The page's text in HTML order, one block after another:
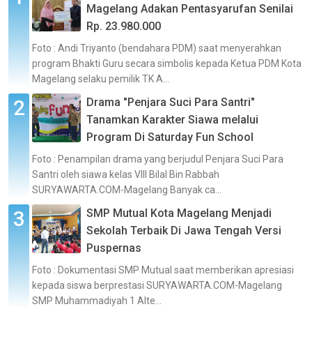
Magelang Adakan Pentasyarufan Senilai
Rp. 23.980.000
Foto : Andi Triyanto (bendahara PDM) saat menyerahkan
program Bhakti Guru secara simbolis kepada Ketua PDM Kota
Magelang selaku pemilik TK A...
Drama "Penjara Suci Para Santri"
Tanamkan Karakter Siawa melalui
Program Di Saturday Fun School
Foto : Penampilan drama yang berjudul Penjara Suci Para
Santri oleh siawa kelas VIII Bilal Bin Rabbah
SURYAWARTA.COM-Magelang Banyak ca...
SMP Mutual Kota Magelang Menjadi
Sekolah Terbaik Di Jawa Tengah Versi
Puspernas
Foto : Dokumentasi SMP Mutual saat memberikan apresiasi
kepada siswa berprestasi SURYAWARTA.COM-Magelang
SMP Muhammadiyah 1 Alte...